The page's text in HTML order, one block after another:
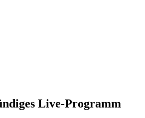
Live-Programm